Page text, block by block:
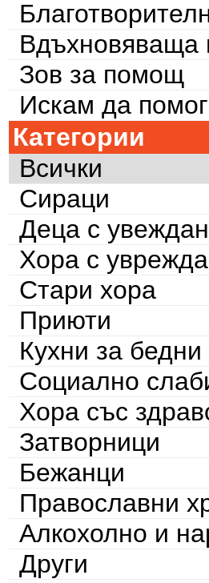
Вдъхновяваща
Зов за помощ
Искам да
Категории
Всички
Сираци
Деца с
Хора с
Стари хора
Приюти
Кухни за бедни
Социално
Хора със
Затворници
Бежанци
Православни
Алкохолно и
Други